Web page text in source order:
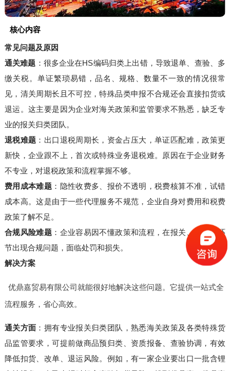
核心内容
常见问题及原因
通关难题 ：很多企业在HS编码归类上出错，导致退单、查验、多
缴关税。单证繁琐易错，品名、规格、数量不一致的情况很常
见，清关周期长且不可控，特殊品类申报不合规还会直接扣货或
退运。这主要是因为企业对海关政策和监管要求不熟悉，缺乏专
业的报关归类团队。
退税难题 ：出口退税周期长，资金占压大，单证匹配难，政策更
新快，企业跟不上，首次或特殊业务退税难。原因在于企业财务
不专业，对退税政策和流程掌握不够。
费用成本难题 ：隐性收费多、报价不透明，税费核算不准，试错
成本高。这是由于一些代理服务不规范，企业自身对费用和税费
政策了解不足。
合规风险难题 ：企业容易因不懂政策和流程，在报关、退税等环
节出现合规问题，面临处罚和损失。
解决方案
优鼎嘉贸易有限公司就能很好地解决这些问题。它提供一站式全
流程服务，省心高效。
通关方面 ：拥有专业报关归类团队，熟悉海关政策及各类特殊货
品监管要求，可提前做商品预归类、资质报备、查验协调，有效
降低扣货、改单、退运风险。例如，有一家企业要出口一批含锂